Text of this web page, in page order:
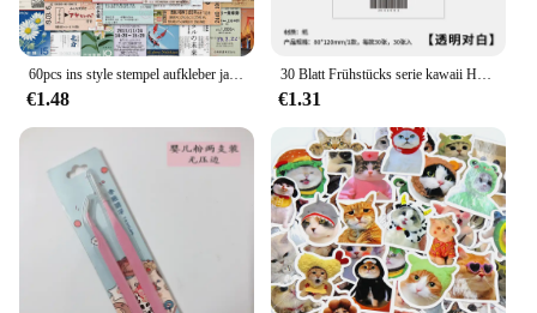
€1.48
30 Blatt Frühstücks serie kawaii Haft notiz einfache niedliche Notizblock Nachrichten papier Student zu tun Liste Notizen Schul briefpapier
€1.31